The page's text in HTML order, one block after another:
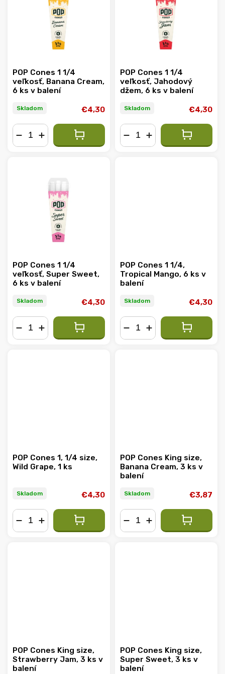
Abecedne
POP Cones 1 1/4
veľkosť, Banana Cream,
6 ks v balení
Skladom €4,30
POP Cones 1 1/4
veľkosť, Jahodový
džem, 6 ks v balení
Skladom €4,30
POP Cones 1 1/4
veľkosť, Super Sweet,
6 ks v balení
Skladom €4,30
POP Cones 1 1/4,
Tropical Mango, 6 ks v
balení
Skladom €4,30
POP Cones 1, 1/4 size,
Wild Grape, 1 ks
Skladom €4,30
POP Cones King size,
Banana Cream, 3 ks v
balení
Skladom €3,87
POP Cones King size,
Strawberry Jam, 3 ks v
balení
POP Cones King size,
Super Sweet, 3 ks v
balení